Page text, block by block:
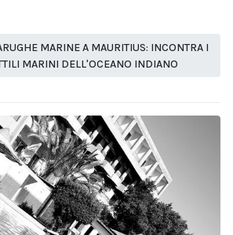
MARINE A MAURITIUS: INCONTRA I
MARINI DELL'OCEANO INDIANO